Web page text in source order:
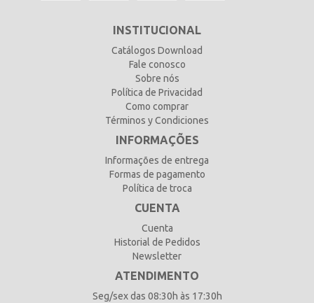
INSTITUCIONAL
Catálogos Download
Fale conosco
Sobre nós
Política de Privacidad
Como comprar
Términos y Condiciones
INFORMAÇÕES
Informações de entrega
Formas de pagamento
Política de troca
CUENTA
Cuenta
Historial de Pedidos
Newsletter
ATENDIMENTO
Seg/sex das 08:30h às 17:30h